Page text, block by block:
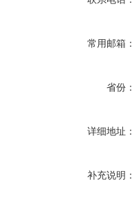
常用邮箱：
省份：
详细地址：
补充说明：